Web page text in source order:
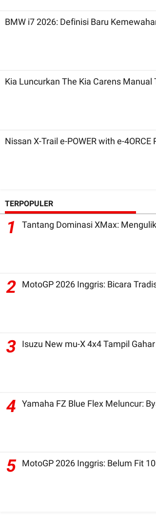
BMW i7 2026: Definisi Baru
Kia Luncurkan The Kia Carens
Nissan X-Trail e-POWER with e-
TERPOPULER
1 Tantang Dominasi XMax:
2
3 Isuzu New mu-X 4x4 Tampil
4 Yamaha FZ Blue Flex Meluncur:
5 MotoGP 2026 Inggris: Belum Fit